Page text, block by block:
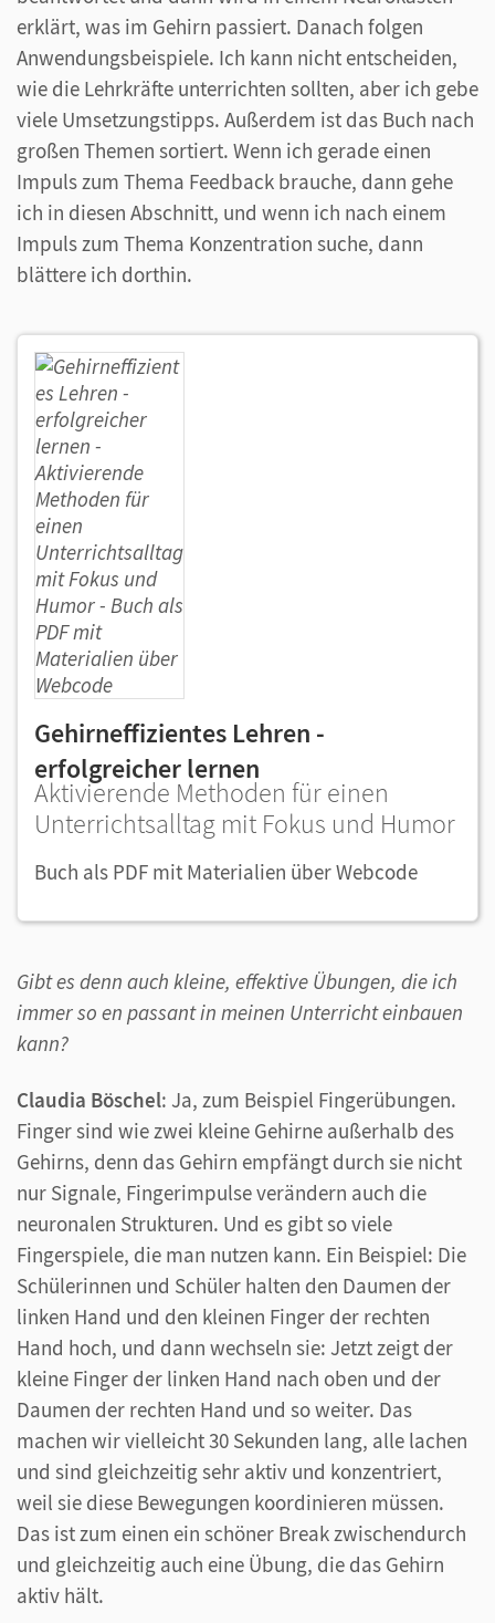
erklärt, was im Gehirn passiert. Danach folgen
Anwendungsbeispiele. Ich kann nicht entscheiden,
wie die Lehrkräfte unterrichten sollten, aber ich gebe
viele Umsetzungstipps. Außerdem ist das Buch nach
großen Themen sortiert. Wenn ich gerade einen
Impuls zum Thema Feedback brauche, dann gehe
ich in diesen Abschnitt, und wenn ich nach einem
Impuls zum Thema Konzentration suche, dann
blättere ich dorthin.
Gehirneffizientes Lehren -
erfolgreicher lernen
Aktivierende Methoden für einen
Unterrichtsalltag mit Fokus und Humor
Buch als PDF mit Materialien über Webcode
Gibt es denn auch kleine, effektive Übungen, die ich
immer so en passant in meinen Unterricht einbauen
kann?
Claudia Böschel: Ja, zum Beispiel Fingerübungen.
Finger sind wie zwei kleine Gehirne außerhalb des
Gehirns, denn das Gehirn empfängt durch sie nicht
nur Signale, Fingerimpulse verändern auch die
neuronalen Strukturen. Und es gibt so viele
Fingerspiele, die man nutzen kann. Ein Beispiel: Die
Schülerinnen und Schüler halten den Daumen der
linken Hand und den kleinen Finger der rechten
Hand hoch, und dann wechseln sie: Jetzt zeigt der
kleine Finger der linken Hand nach oben und der
Daumen der rechten Hand und so weiter. Das
machen wir vielleicht 30 Sekunden lang, alle lachen
und sind gleichzeitig sehr aktiv und konzentriert,
weil sie diese Bewegungen koordinieren müssen.
Das ist zum einen ein schöner Break zwischendurch
und gleichzeitig auch eine Übung, die das Gehirn
aktiv hält.